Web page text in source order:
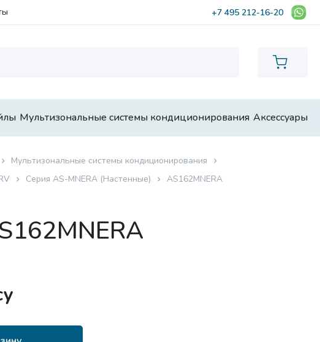
+7 495 212-16-20
Мультизональные системы кондиционирования Аксессуары
Мультизональные системы кондиционирования
Серия AS-MNERA (Настенные) AS162MNERA